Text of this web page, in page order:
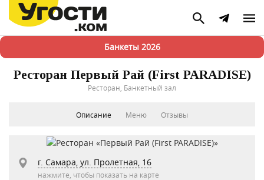
Банкеты 2026
Ресторан Первый Рай (First PARADISE)
Ресторан, Банкетный зал
Описание Меню Отзывы
г. Самара, ул. Пролетная, 16
нажмите, чтобы показать на карте